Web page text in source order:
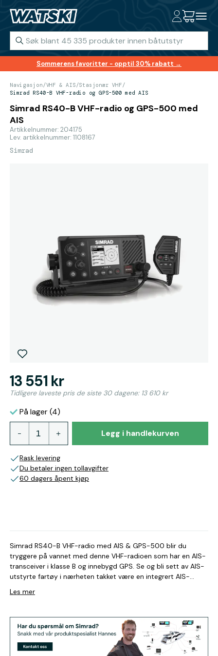
Sommerens favoritter - opptil 30% rabatt →
Navigasjon/VHF & AIS/Stasjonær VHF/
Simrad RS40-B VHF-radio og GPS-500 med AIS
Simrad RS40-B VHF-radio og GPS-500 med
AIS
Artikkelnummer: 204175
Lev. artikkelnummer: 1108167
Simrad
13 551 kr
Tidligere laveste pris de siste 30 dagene: 13 610 kr
På lager (4)
Legg i handlekurven
Rask levering
Du betaler ingen tollavgifter
60 dagers åpent kjøp
Simrad RS40-B VHF-radio med AIS & GPS-500 blir du
tryggere på vannet med denne VHF-radioen som har en AIS-
transceiver i klasse B og innebygd GPS. Se og bli sett av AIS-
utstyrte fartøy i nærheten takket være en integrert AIS-
(tilleggsutstyr) så du kan være tilkoblet fra hvor som helst om
AIS-transceiver i klasse B DSC-godkjent VHF-radio i klasse D
Avtakbar håndmikrofon som støtter tilkobling både foran og
bak Koble til opptil to trådløse håndsett Legg til en valgfri
kringkaster eller ekstern høyttaler NMEA 0183®- og NMEA
Les mer